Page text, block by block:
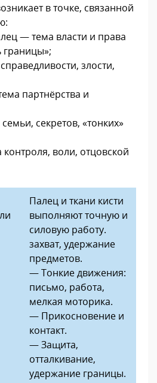
в точке, связанной
— тема власти и права
границы»;
злости,
партнёрства и
секретов, «тонких»
воли, отцовской
Палец и ткани кисти
выполняют точную и
силовую работу.
захват, удержание
предметов.
— Тонкие движения:
письмо, работа,
мелкая моторика.
— Прикосновение и
контакт.
— Защита,
отталкивание,
удержание границы.